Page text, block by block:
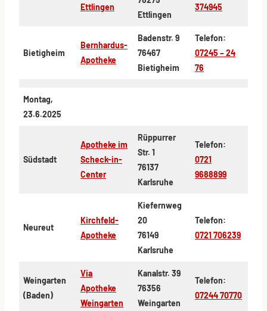
Ettlingen
Ettlingen
374945
Bietigheim
Bernhardus-
Apotheke
Badenstr. 9
76467
Bietigheim
Telefon:
07245 – 24
76
Montag,
23.6.2025
Südstadt
Apotheke im
Scheck-in-
Center
Rüppurrer
Str. 1
76137
Karlsruhe
Telefon:
0721
9688899
Neureut
Kirchfeld-
Apotheke
Kiefernweg
20
76149
Karlsruhe
Telefon:
0721 706239
Weingarten
(Baden)
Via
Apotheke
Weingarten
Kanalstr. 39
76356
Weingarten
Telefon:
07244 70770